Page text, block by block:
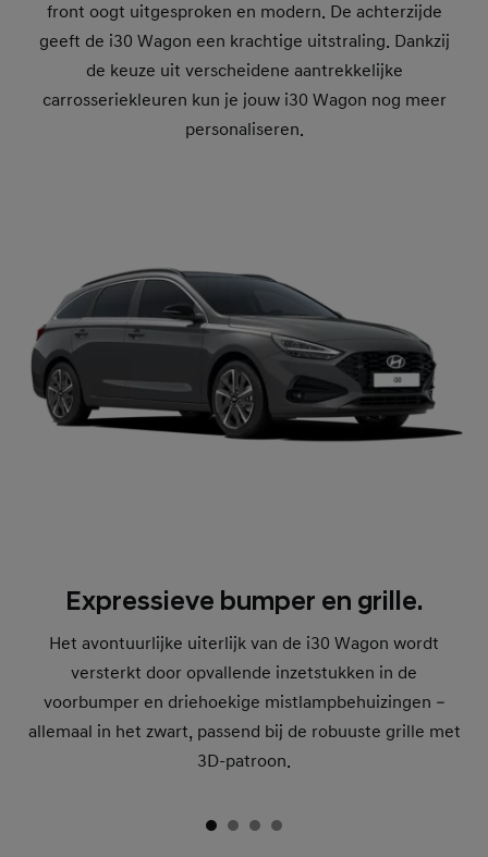
front oogt uitgesproken en modern. De achterzijde
geeft de i30 Wagon een krachtige uitstraling. Dankzij
de keuze uit verscheidene aantrekkelijke
carrosseriekleuren kun je jouw i30 Wagon nog meer
personaliseren.
Expressieve bumper en grille.
Het avontuurlijke uiterlijk van de i30 Wagon wordt
versterkt door opvallende inzetstukken in de
voorbumper en driehoekige mistlampbehuizingen –
allemaal in het zwart, passend bij de robuuste grille met
3D-patroon.